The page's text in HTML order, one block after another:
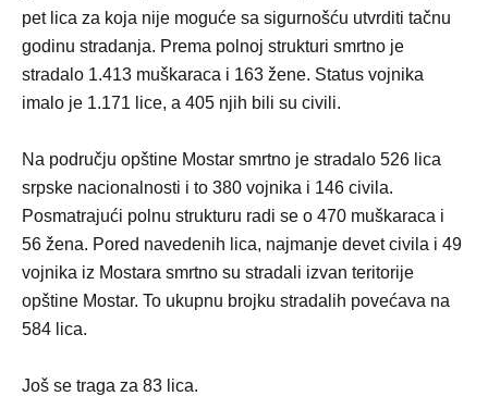
pet lica za koja nije moguće sa sigurnošću utvrditi tačnu
godinu stradanja. Prema polnoj strukturi smrtno je
stradalo 1.413 muškaraca i 163 žene. Status vojnika
imalo je 1.171 lice, a 405 njih bili su civili.
Na području opštine Mostar smrtno je stradalo 526 lica
srpske nacionalnosti i to 380 vojnika i 146 civila.
Posmatrajući polnu strukturu radi se o 470 muškaraca i
56 žena. Pored navedenih lica, najmanje devet civila i 49
vojnika iz Mostara smrtno su stradali izvan teritorije
opštine Mostar. To ukupnu brojku stradalih povećava na
584 lica.
Još se traga za 83 lica.